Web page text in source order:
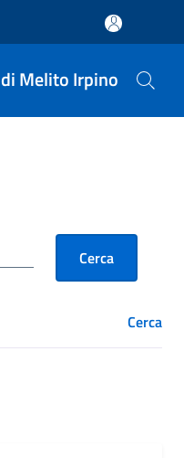
Melito Irpino
Cerca
Cerca